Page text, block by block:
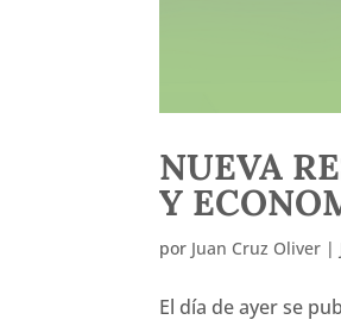
NUEVA
Y
por Juan Cruz Oliver |
El día de ayer se